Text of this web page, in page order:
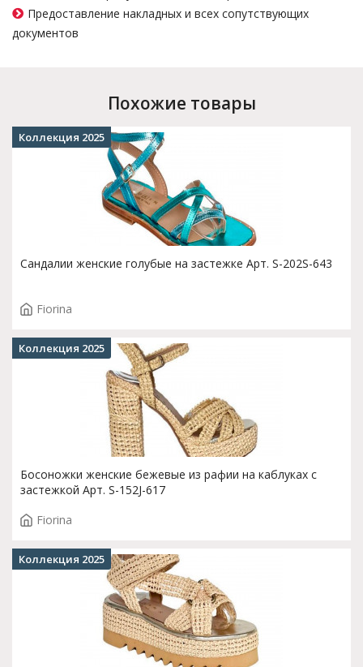
Предоставление накладных и всех сопутствующих
документов
Похожие товары
Сандалии женские голубые на застежке Арт. S-202S-643
Fiorina
Коллекция 2025
Босоножки женские бежевые из рафии на каблуках с
застежкой Арт. S-152J-617
Fiorina
Коллекция 2025
Коллекция 2025